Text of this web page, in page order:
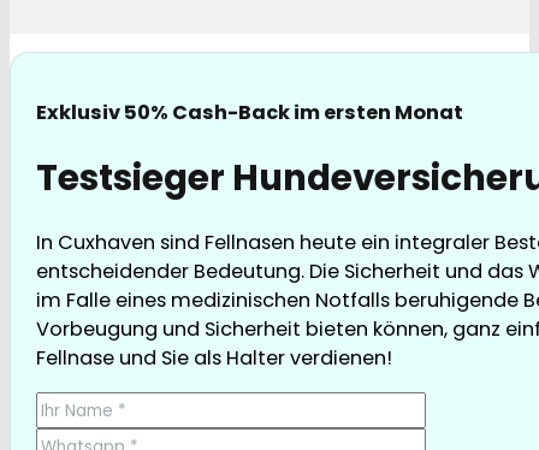
Exklusiv 50% Cash-Back im ersten Monat
Testsieger
In Cuxhaven sind Fellnasen heute ein integraler
entscheidender Bedeutung. Die Sicherheit und das
im Falle eines medizinischen Notfalls beruhigende
Vorbeugung und Sicherheit bieten können, ganz
Fellnase und Sie als Halter verdienen!